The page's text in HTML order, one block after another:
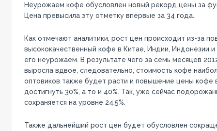
Неурожаем кофе обусловлен новый рекорд цены за
Цена превысила эту отметку впервые за 34 года.
Как отмечают аналитики, рост цен происходит из-за
высококачественный кофе в Китае, Индии, Индонезии и
его неурожаем. В результате чего за семь месяцев
выросла вдвое, следовательно, стоимость кофе
оптовиков также будет расти и повышение цены кофе
достигнуть 30%, а то и 40%. Так, уже сейчас
сохраняется на уровне 24,5%.
Также дальнейший рост цен будет обусловлен